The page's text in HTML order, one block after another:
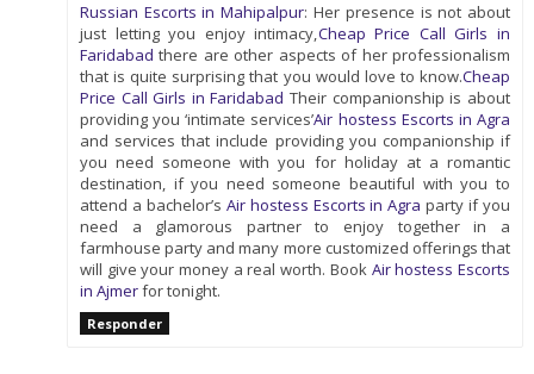
Russian Escorts in Mahipalpur: Her presence is not about
just letting you enjoy intimacy,Cheap Price Call Girls in
Faridabad there are other aspects of her professionalism
that is quite surprising that you would love to know.Cheap
Price Call Girls in Faridabad Their companionship is about
providing you ‘intimate services’Air hostess Escorts in Agra
and services that include providing you companionship if
you need someone with you for holiday at a romantic
destination, if you need someone beautiful with you to
attend a bachelor’s Air hostess Escorts in Agra party if you
need a glamorous partner to enjoy together in a
farmhouse party and many more customized offerings that
will give your money a real worth. Book Air hostess Escorts
in Ajmerfor tonight.
Responder